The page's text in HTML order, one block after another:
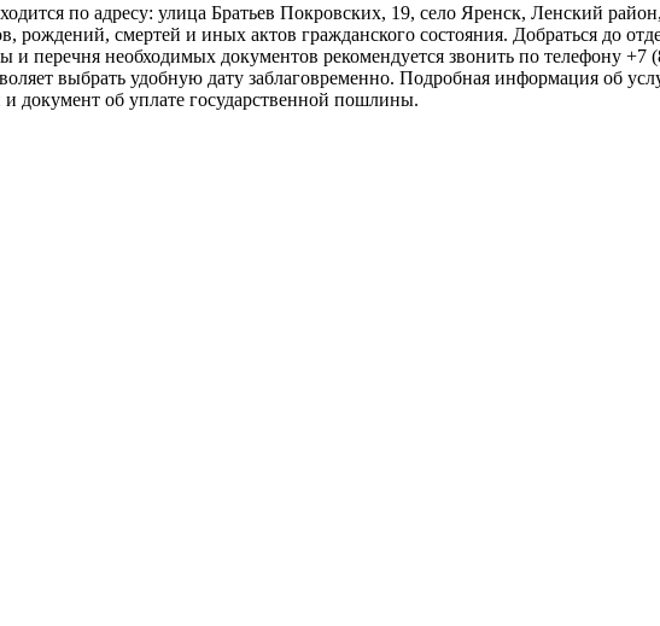
по адресу: улица Братьев Покровских, 19, село Яренск, Ленский
рождений, смертей и иных актов гражданского состояния. Добраться до
и перечня необходимых документов рекомендуется звонить по телефону
выбрать удобную дату заблаговременно. Подробная информация об
и документ об уплате государственной пошлины.